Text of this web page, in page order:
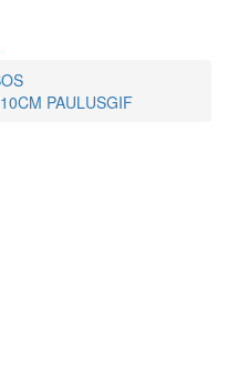
PAULUSGIF